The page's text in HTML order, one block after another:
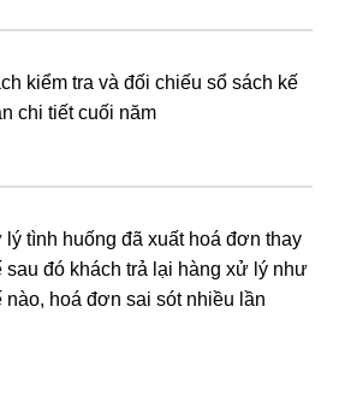
kiểm tra và đối chiếu sổ sách kế
chi tiết cuối năm
lý tình huống đã xuất hoá đơn thay
sau đó khách trả lại hàng xử lý như
nào, hoá đơn sai sót nhiều lần